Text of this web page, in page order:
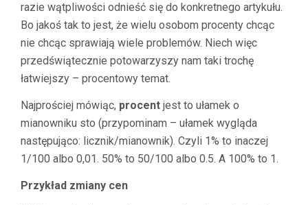
razie wątpliwości odnieść się do konkretnego artykułu.
Bo jakoś tak to jest, że wielu osobom procenty chcąc
nie chcąc sprawiają wiele problemów. Niech więc
przedświątecznie potowarzyszy nam taki trochę
łatwiejszy – procentowy temat.
Najprościej mówiąc, procent jest to ułamek o
mianowniku sto (przypominam – ułamek wygląda
następująco: licznik/mianownik). Czyli 1% to inaczej
1/100 albo 0,01. 50% to 50/100 albo 0.5. A 100% to 1.
Przykład zmiany cen